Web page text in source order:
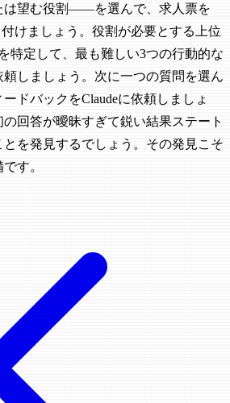
望む役割——を選んで、求人票を
けましょう。役割が必要とする上位
特定して、最も難しい3つの行動的な
しましょう。次に一つの質問を選ん
ドバックをClaudeに依頼しましょ
の回答が曖昧すぎて鋭い結果ステート
とを発見するでしょう。その発見こそ
す。